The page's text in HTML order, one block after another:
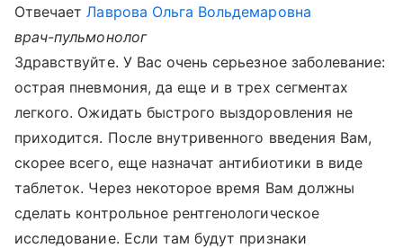
ОтвечаетЛаврова Ольга Вольдемаровна
врач-пульмонолог
Здравствуйте. У Вас очень серьезное заболевание:
острая пневмония, да еще и в трех сегментах
легкого. Ожидать быстрого выздоровления не
приходится. После внутривенного введения Вам,
скорее всего, еще назначат антибиотики в виде
таблеток. Через некоторое время Вам должны
сделать контрольное рентгенологическое
исследование. Если там будут признаки